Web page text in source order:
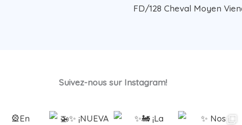
FD/128 Cheval Moyen
Suivez-nous sur Instagram!